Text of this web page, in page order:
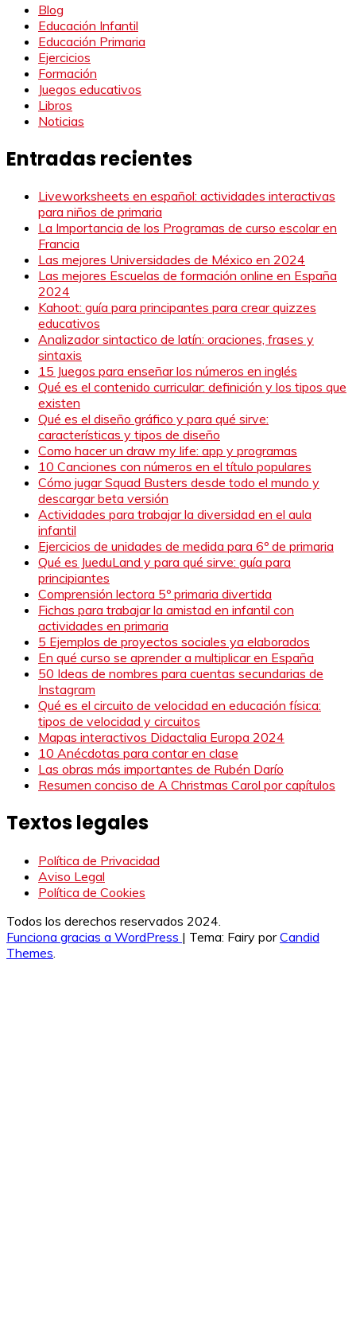
Blog
Educación Infantil
Educación Primaria
Ejercicios
Formación
Juegos educativos
Libros
Noticias
Entradas recientes
Liveworksheets en español: actividades interactivas
para niños de primaria
La Importancia de los Programas de curso escolar en
Francia
Las mejores Universidades de México en 2024
Las mejores Escuelas de formación online en España
2024
Kahoot: guía para principantes para crear quizzes
educativos
Analizador sintactico de latín: oraciones, frases y
sintaxis
15 Juegos para enseñar los números en inglés
Qué es el contenido curricular: definición y los tipos que
existen
Qué es el diseño gráfico y para qué sirve:
características y tipos de diseño
Como hacer un draw my life: app y programas
10 Canciones con números en el título populares
Cómo jugar Squad Busters desde todo el mundo y
descargar beta versión
Actividades para trabajar la diversidad en el aula
infantil
Ejercicios de unidades de medida para 6º de primaria
Qué es JueduLand y para qué sirve: guía para
principiantes
Comprensión lectora 5º primaria divertida
Fichas para trabajar la amistad en infantil con
actividades en primaria
5 Ejemplos de proyectos sociales ya elaborados
En qué curso se aprender a multiplicar en España
50 Ideas de nombres para cuentas secundarias de
Instagram
Qué es el circuito de velocidad en educación física:
tipos de velocidad y circuitos
Mapas interactivos Didactalia Europa 2024
10 Anécdotas para contar en clase
Las obras más importantes de Rubén Darío
Resumen conciso de A Christmas Carol por capítulos
Textos legales
Política de Privacidad
Aviso Legal
Política de Cookies
Todos los derechos reservados 2024.
Funciona gracias a WordPress | Tema: Fairy porCandid
Themes.